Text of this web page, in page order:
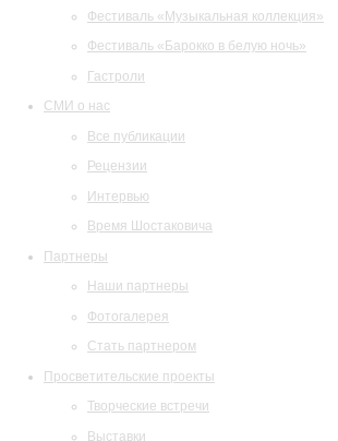
Фестиваль «Музыкальная коллекция»
Фестиваль «Барокко в белую ночь»
Гастроли
СМИ о нас
Все публикации
Рецензии
Интервью
Время Шостаковича
Партнеры
Наши партнеры
Фотогалерея
Стать партнером
Просветительские проекты
Творческие встречи
Выставки